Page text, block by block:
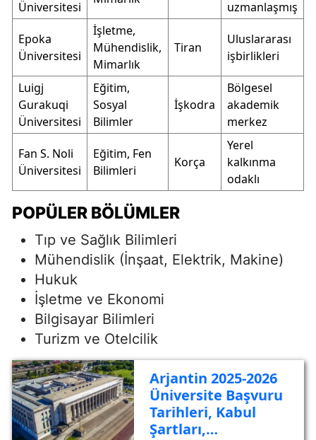
Üniversitesi uzmanlaşmış
Epoka
Üniversitesi
İşletme,
Mühendislik,
Mimarlık
Tiran
Uluslararası
işbirlikleri
Luigj
Gurakuqi
Üniversitesi
Eğitim,
Sosyal
Bilimler
İşkodra
Bölgesel
akademik
merkez
Fan S. Noli
Üniversitesi
Eğitim, Fen
Bilimleri
Korça
Yerel
kalkınma
odaklı
POPÜLER BÖLÜMLER
Tıp ve Sağlık Bilimleri
Mühendislik (İnşaat, Elektrik, Makine)
Hukuk
İşletme ve Ekonomi
Bilgisayar Bilimleri
Turizm ve Otelcilik
Arjantin 2025-2026
Üniversite Başvuru
Tarihleri, Kabul
Şartları,